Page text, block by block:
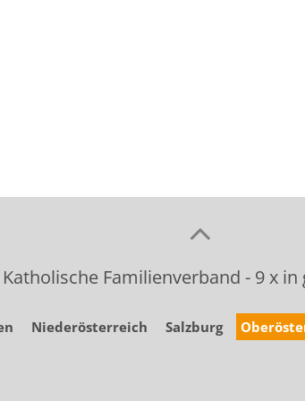
Familienverband - 9 x
Niederösterreich Salzburg